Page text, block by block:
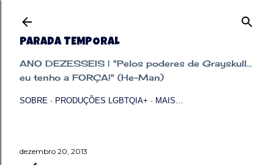
PARADA TEMPORAL
ANO DEZESSEIS | "Pelos poderes de Grayskull...
eu tenho a FORÇA!" (He-Man)
SOBRE PRODUÇÕES LGBTQIA+ MAIS…
dezembro 20, 2013